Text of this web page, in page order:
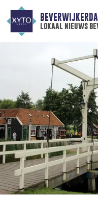
lokaal nieuws